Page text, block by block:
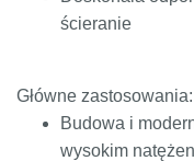
ścieranie
Główne zastosowania:
Budowa i
wysokim